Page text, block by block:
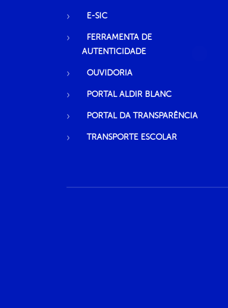
E-SIC
FERRAMENTA DE
AUTENTICIDADE
OUVIDORIA
PORTAL ALDIR BLANC
PORTAL DA TRANSPARÊNCIA
TRANSPORTE ESCOLAR